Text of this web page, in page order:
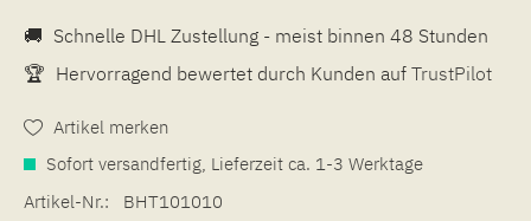
🚚 Schnelle DHL Zustellung - meist binnen 48 Stunden
🏆 Hervorragend bewertet durch Kunden auf TrustPilot
Artikel merken
Sofort versandfertig, Lieferzeit ca. 1-3 Werktage
Artikel-Nr.:
BHT101010